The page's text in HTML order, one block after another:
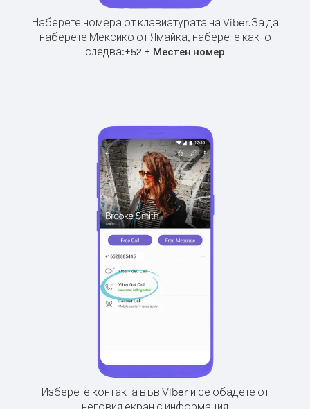
Наберете номера от клавиатурата на Viber.За да
наберете Мексико от Ямайка, наберете както
следва:+52 + Местен номер
Изберете контакта във Viber и се обадете от
неговия екран с информация